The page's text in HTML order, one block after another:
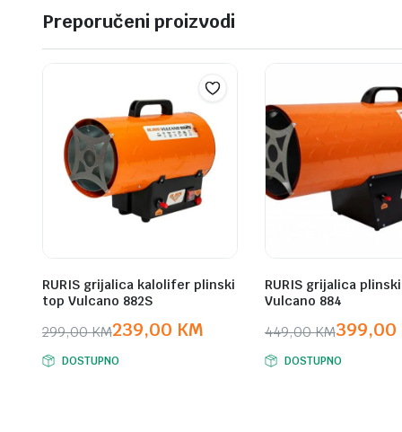
Preporučeni proizvodi
RURIS grijalica kalolifer plinski
top Vulcano 882S
299,00KM
Original
price
239,00 KM
Current
price
DOSTUPNO
RURIS grijalica
Vulcano 884
449,00KM
Original
price
399,00
Current
price
DOSTUPNO